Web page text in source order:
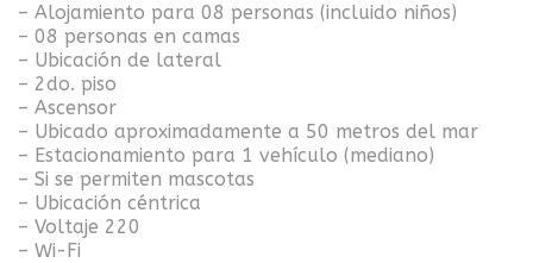
– Alojamiento para 08 personas (incluido niños)
– 08 personas en camas
– Ubicación de lateral
– 2do. piso
– Ascensor
– Ubicado aproximadamente a 50 metros del mar
– Estacionamiento para 1 vehículo (mediano)
– Si se permiten mascotas
– Ubicación céntrica
– Voltaje 220
– Wi-Fi